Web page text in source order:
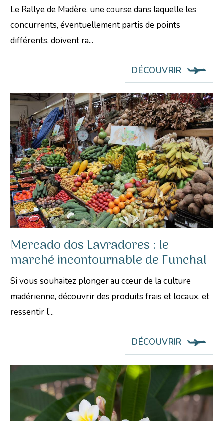
Le Rallye de Madère, une course dans laquelle les
concurrents, éventuellement partis de points
différents, doivent ra...
DÉCOUVRIR
Mercado dos Lavradores : le
marché incontournable de Funchal
Si vous souhaitez plonger au cœur de la culture
madérienne, découvrir des produits frais et locaux, et
ressentir l’...
DÉCOUVRIR